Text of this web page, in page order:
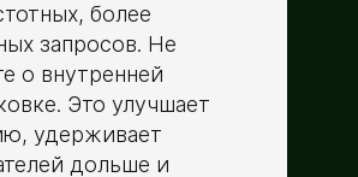
более
запросов. Не
о внутренней
Это улучшает
удерживает
дольше и